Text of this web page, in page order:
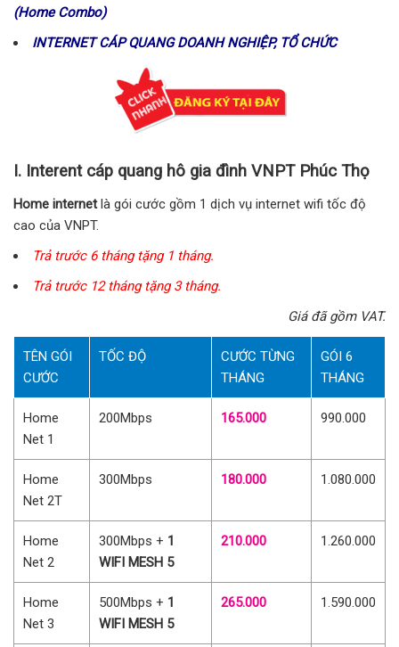
(Home Combo)
INTERNET CÁP QUANG DOANH NGHIỆP, TỔ CHỨC
I. Interent cáp quang hô gia đình VNPT Phúc Thọ
Home internetlà gói cước gồm 1 dịch vụ internet wifi tốc độ
cao của VNPT.
Trả trước 6 tháng tặng 1 tháng.
Trả trước 12 tháng tặng 3 tháng.
Giá đã gồm VAT.
TÊN GÓI
CƯỚC
TỐC ĐỘ
CƯỚC TỪNG
THÁNG
GÓI 6
THÁNG
Home
Net 1
200Mbps 165.000 990.000
Home
Net 2T
300Mbps 180.000 1.080.000
Home
Net 2
300Mbps + 1
WIFI MESH 5
210.000 1.260.000
Home
Net 3
500Mbps + 1
WIFI MESH 5
265.000 1.590.000